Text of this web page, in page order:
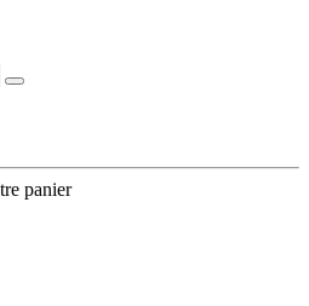
panier